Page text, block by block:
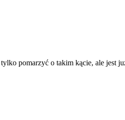
pomarzyć o takim kącie, ale jest